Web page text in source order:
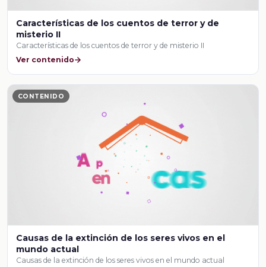
Características de los cuentos de terror y de
misterio II
Características de los cuentos de terror y de misterio II
Ver contenido
CONTENIDO
Causas de la extinción de los seres vivos en el
mundo actual
Causas de la extinción de los seres vivos en el mundo actual